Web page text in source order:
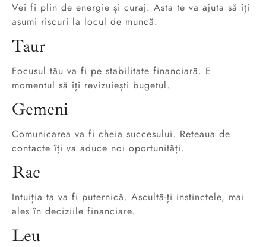
Vei fi plin de energie și curaj. Asta te va ajuta să îți
asumi riscuri la locul de muncă.
Taur
Focusul tău va fi pe stabilitate financiară. E
momentul să îți revizuiești bugetul.
Gemeni
Comunicarea va fi cheia succesului. Reteaua de
contacte îți va aduce noi oportunități.
Rac
Intuiția ta va fi puternică. Ascultă-ți instinctele, mai
ales în deciziile financiare.
Leu